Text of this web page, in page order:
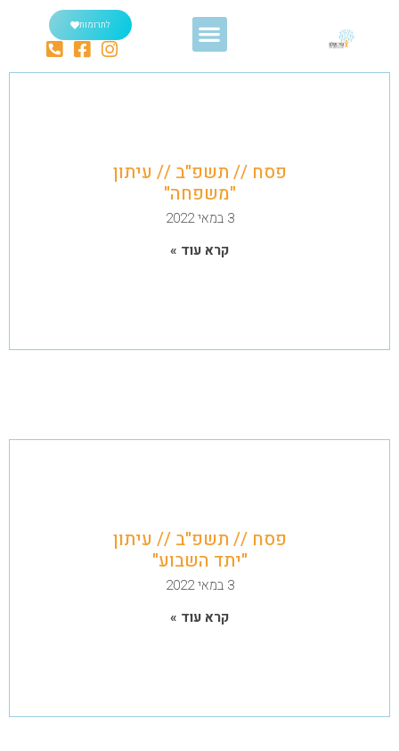
לתרומות
פסח // תשפ"ב // עיתון
"משפחה"
3 במאי 2022
קרא עוד »
פסח // תשפ"ב // עיתון
"יתד השבוע"
3 במאי 2022
קרא עוד »